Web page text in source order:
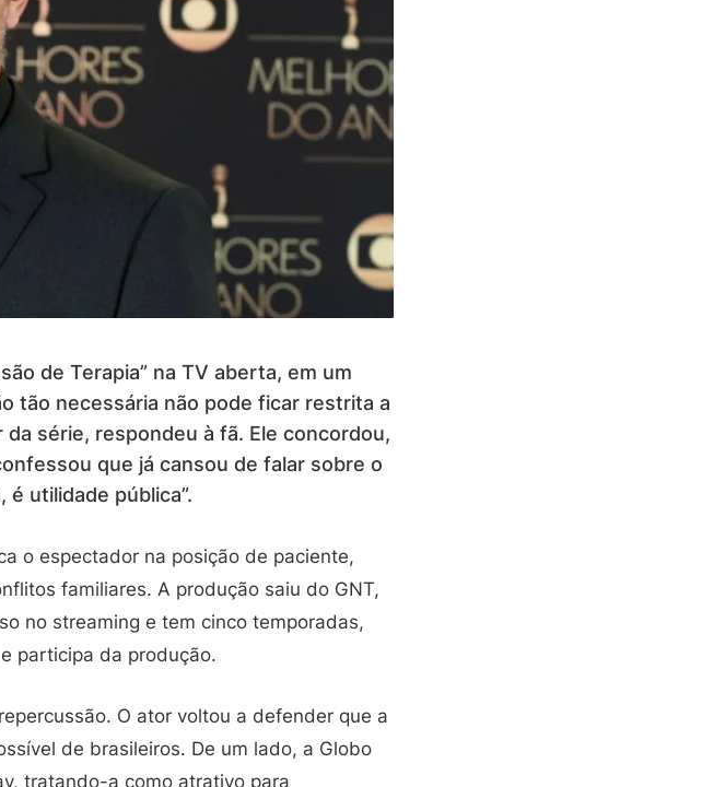
de Terapia” na TV aberta, em um
tão necessária não pode ficar restrita a
série, respondeu à fã. Ele concordou,
que já cansou de falar sobre o
utilidade pública”.
o espectador na posição de paciente,
familiares. A produção saiu do GNT,
no streaming e tem cinco temporadas,
participa da produção.
O ator voltou a defender que a
de brasileiros. De um lado, a Globo
tratando-a como atrativo para